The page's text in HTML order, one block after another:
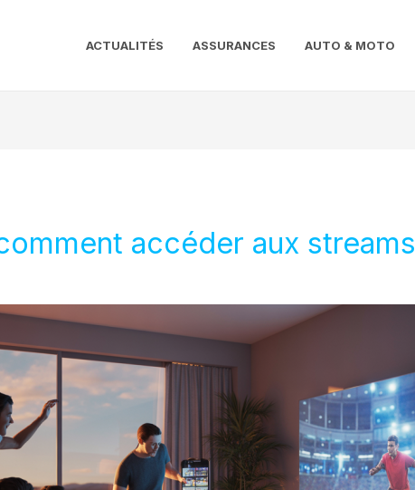
ACTUALITÉS ASSURANCES AUTO & MOTO
accéder aux